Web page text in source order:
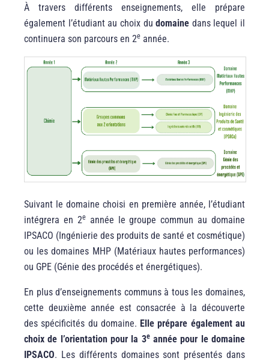
À travers différents enseignements, elle prépare
également l’étudiant au choix dudomaine dans lequel il
continuera son parcours en 2e année.
Suivant le domaine choisi en première année, l’étudiant
intégrera en 2eannée le groupe commun au domaine
IPSACO (Ingénierie des produits de santé et cosmétique)
ou les domaines MHP (Matériaux hautes performances)
ou GPE (Génie des procédés et énergétiques).
En plus d’enseignements communs à tous les domaines,
cette deuxième année est consacrée à la découverte
des spécificités du domaine. Elle prépare également au
choix de l’orientation pour la 3eannée pour le domaine
IPSACO. Les différents domaines sont présentés dans